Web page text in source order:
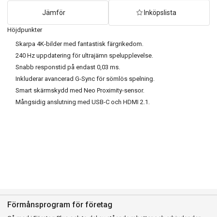
Höjdpunkter
Skarpa 4K-bilder med fantastisk färgrikedom.
240 Hz uppdatering för ultrajämn spelupplevelse.
Snabb responstid på endast 0,03 ms.
Inkluderar avancerad G-Sync för sömlös spelning.
Smart skärmskydd med Neo Proximity-sensor.
Mångsidig anslutning med USB-C och HDMI 2.1.
Jämför Inköpslista
Förmånsprogram för företag